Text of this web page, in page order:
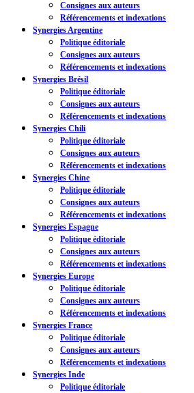
Consignes aux auteurs
Référencements et indexations
Synergies Argentine
Politique éditoriale
Consignes aux auteurs
Référencements et indexations
Synergies Brésil
Politique éditoriale
Consignes aux auteurs
Référencements et indexations
Synergies Chili
Politique éditoriale
Consignes aux auteurs
Référencements et indexations
Synergies Chine
Politique éditoriale
Consignes aux auteurs
Référencements et indexations
Synergies Espagne
Politique éditoriale
Consignes aux auteurs
Référencements et indexations
Synergies Europe
Politique éditoriale
Consignes aux auteurs
Référencements et indexations
Synergies France
Politique éditoriale
Consignes aux auteurs
Référencements et indexations
Synergies Inde
Politique éditoriale